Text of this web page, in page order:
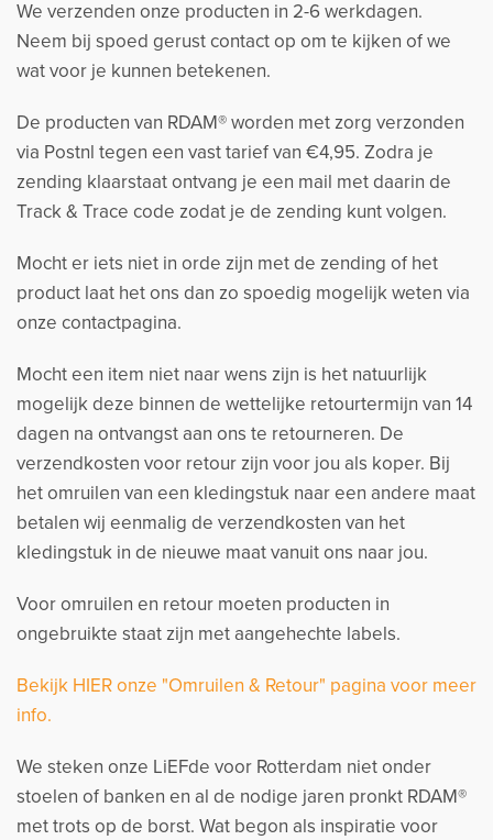
We verzenden onze producten in 2-6 werkdagen.
Neem bij spoed gerust contact op om te kijken of we
wat voor je kunnen betekenen.
De producten van RDAM® worden met zorg verzonden
via Postnl tegen een vast tarief van €4,95. Zodra je
zending klaarstaat ontvang je een mail met daarin de
Track & Trace code zodat je de zending kunt volgen.
Mocht er iets niet in orde zijn met de zending of het
product laat het ons dan zo spoedig mogelijk weten via
onze contactpagina.
Mocht een item niet naar wens zijn is het natuurlijk
mogelijk deze binnen de wettelijke retourtermijn van 14
dagen na ontvangst aan ons te retourneren. De
verzendkosten voor retour zijn voor jou als koper. Bij
het omruilen van een kledingstuk naar een andere maat
betalen wij eenmalig de verzendkosten van het
kledingstuk in de nieuwe maat vanuit ons naar jou.
Voor omruilen en retour moeten producten in
ongebruikte staat zijn met aangehechte labels.
Bekijk HIER onze "Omruilen & Retour" pagina voor meer
info.
We steken onze LiEFde voor Rotterdam niet onder
stoelen of banken en al de nodige jaren pronkt RDAM®
met trots op de borst. Wat begon als inspiratie voor